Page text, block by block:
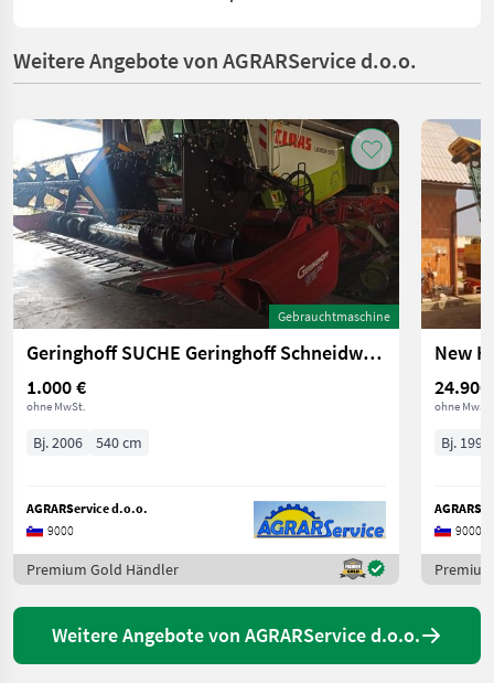
Weitere Angebote von AGRARService d.o.o.
Gebrauchtmaschine
Geringhoff SUCHE Geringhoff Schneidwerke gebraucht
1.000 €
ohne MwSt.
Bj. 2006 540 cm
AGRARService d.o.o.
9000
Premium Gold Händler
New
24.900
ohne MwSt.
Bj. 1993
9000
Weitere Angebote von AGRARService d.o.o.